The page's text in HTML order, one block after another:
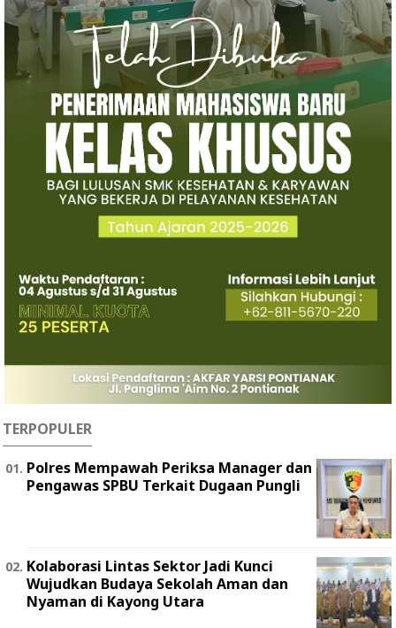
TERPOPULER
Polres Mempawah Periksa Manager dan
Pengawas SPBU Terkait Dugaan Pungli
Kolaborasi Lintas Sektor Jadi Kunci
Wujudkan Budaya Sekolah Aman dan
Nyaman di Kayong Utara